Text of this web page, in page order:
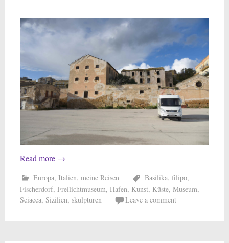
Read more →
Europa, Italien, meine Reisen Basilika, filipo,
Fischerdorf, Freilichtmuseum, Hafen, Kunst, Küste, Museum,
Sciacca, Sizilien, skulpturen Leave a comment